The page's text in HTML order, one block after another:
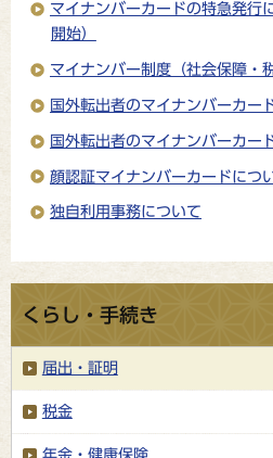
マイナンバーカードの特急発行
開始）
マイナンバー制度（社会保障・
国外転出者のマイナンバーカー
国外転出者のマイナンバーカー
顔認証マイナンバーカードにつ
独自利用事務について
くらし・手続き
届出・証明
税金